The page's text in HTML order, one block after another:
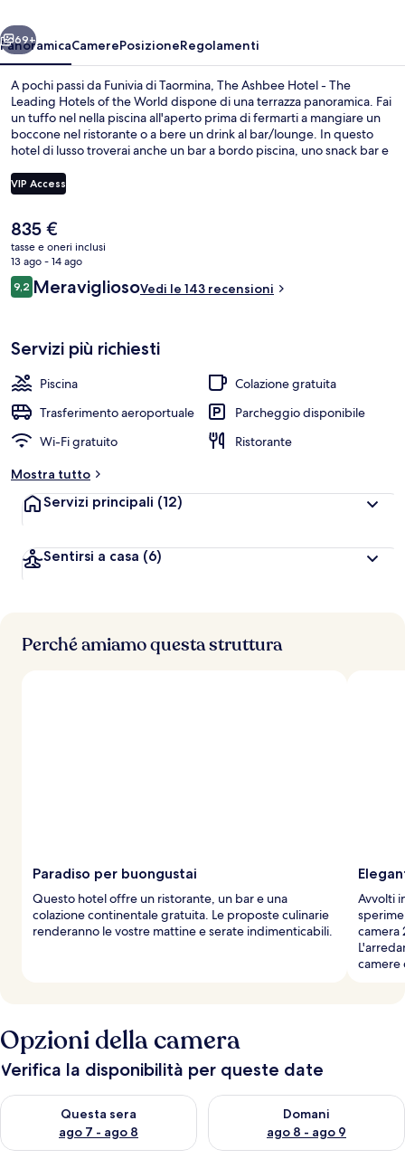
Leading
Hotels
of
the
World
Avanti
69+
PanoramicaCamerePosizioneRegolamenti
A pochi passi da Funivia di Taormina, The Ashbee Hotel - The
Leading Hotels of the World dispone di una terrazza panoramica. Fai
un tuffo nel nella piscina all'aperto prima di fermarti a mangiare un
boccone nel ristorante o a bere un drink al bar/lounge. In questo
hotel di lusso troverai anche un bar a bordo piscina, uno snack bar e
della struttura.
VIP Access
Il
prezzo
attuale
è
835 €
835 €
tasse e oneri inclusi
13 ago - 14 ago
Recensioni
9,29,2 su 10
MeravigliosoVedi le 143 recensioni
Servizi più richiesti
Piscina
Colazione gratuita
Trasferimento aeroportuale
Parcheggio disponibile
Wi-Fi gratuito
Ristorante
Mostra tutto
Servizi principali (12)
Sentirsi a casa (6)
Perché amiamo questa struttura
Paradiso per buongustai
Questo hotel offre un ristorante, un bar e una
colazione continentale gratuita. Le proposte culinarie
renderanno le vostre mattine e serate indimenticabili.
Avvolti
camera
camere
Opzioni della camera
Verifica la disponibilità per queste date
Questa sera
ago 7 - ago 8
Verifica la disponibilità per questa sera, ago 7 - ago 8
Domani
ago 8 - ago 9
Verifica la disponibilità per